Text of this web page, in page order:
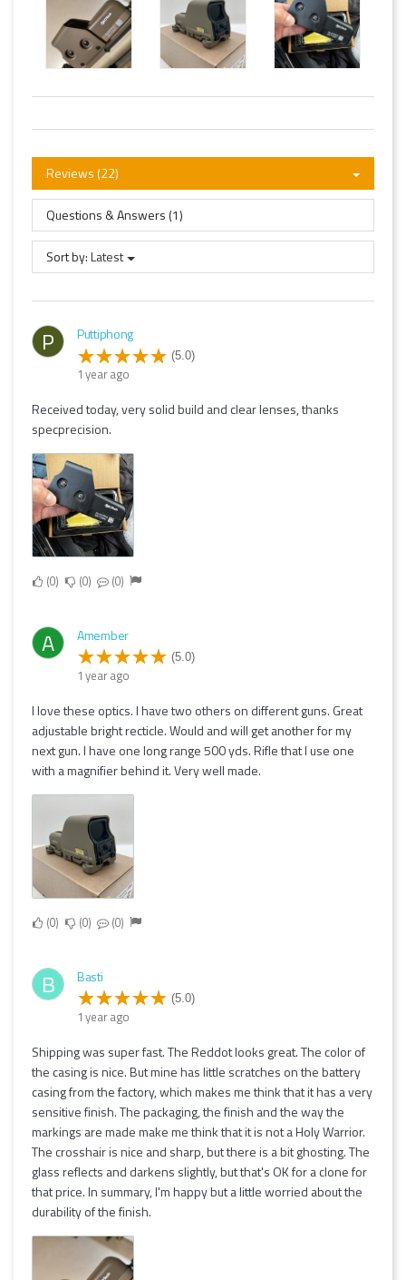
Reviews (22)
Questions & Answers (1)
Sort by:Latest
P Puttiphong
(5.0)
1 year ago
Received today, very solid build and clear lenses, thanks
specprecision.
0 0 0
A Amember
(5.0)
1 year ago
I love these optics. I have two others on different guns. Great
adjustable bright recticle. Would and will get another for my
next gun. I have one long range 500 yds. Rifle that I use one
with a magnifier behind it. Very well made.
0 0 0
B Basti
(5.0)
1 year ago
Shipping was super fast. The Reddot looks great. The color of
the casing is nice. But mine has little scratches on the battery
casing from the factory, which makes me think that it has a very
sensitive finish. The packaging, the finish and the way the
markings are made make me think that it is not a Holy Warrior.
The crosshair is nice and sharp, but there is a bit ghosting. The
glass reflects and darkens slightly, but that's OK for a clone for
that price. In summary, I'm happy but a little worried about the
durability of the finish.